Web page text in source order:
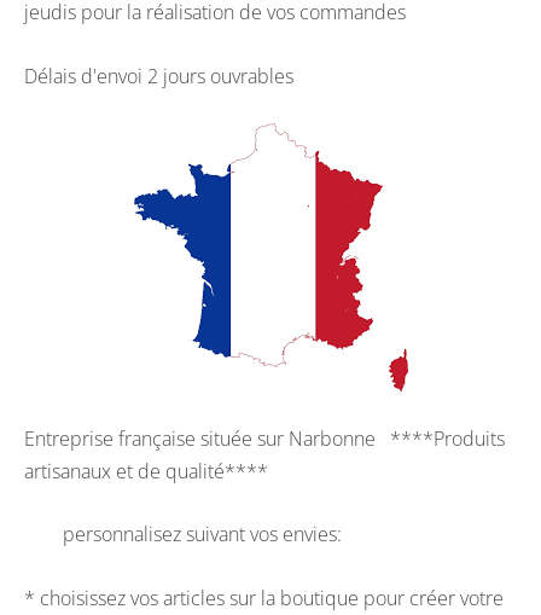
jeudis pour la réalisation de vos commandes
Délais d'envoi 2 jours ouvrables
Entreprise française située sur Narbonne ****Produits
artisanaux et de qualité****
personnalisez suivant vos envies:
* choisissez vos articles sur la boutique pour créer votre